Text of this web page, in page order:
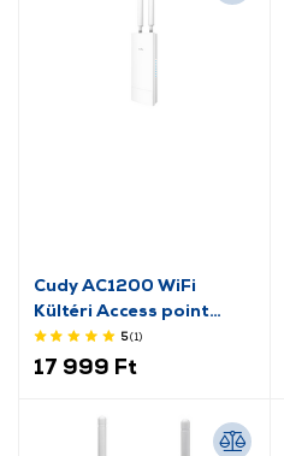
Cudy AC1200 WiFi
Kültéri Access point
(227493) 5(1)
17 999 Ft